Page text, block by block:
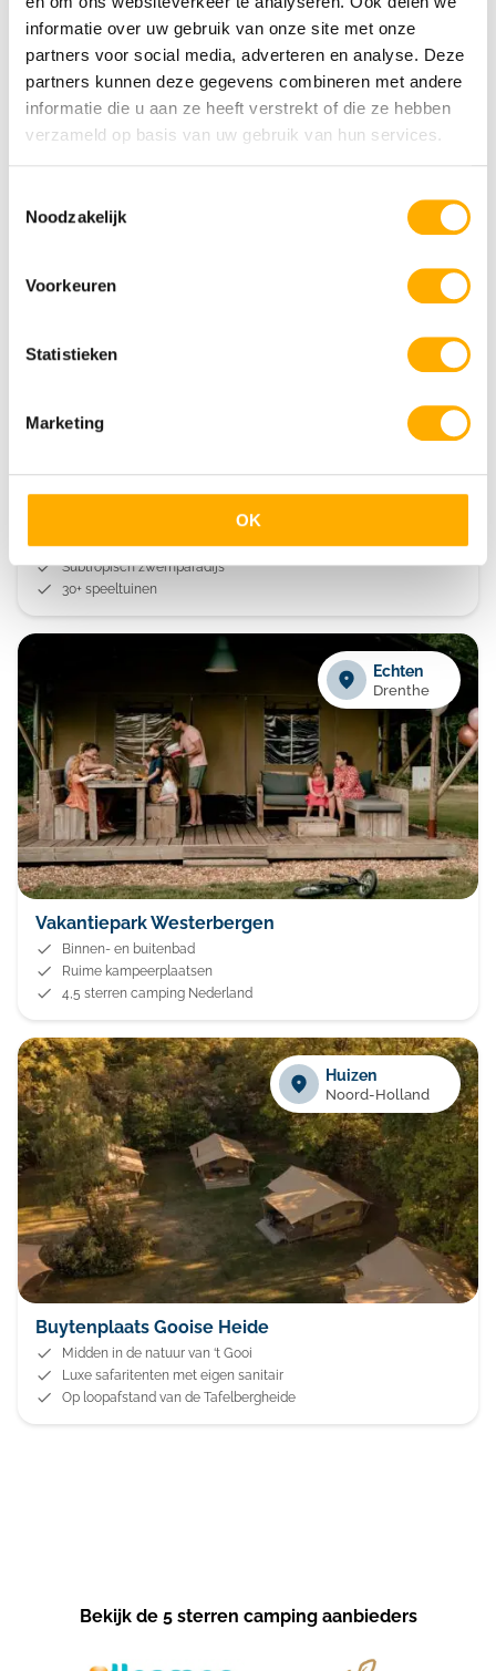
informatie over uw gebruik van onze site met onze
partners voor social media, adverteren en analyse. Deze
partners kunnen deze gegevens combineren met andere
informatie die u aan ze heeft verstrekt of die ze hebben
verzameld op basis van uw gebruik van hun services.
Noodzakelijk
Voorkeuren
Statistieken
Marketing
OK
Krk Premium Camping Resort
Meerdere zwembaden
Rheeze
Overijssel
Kampeerdorp De Zandstuve
Kindvriendelijke camping
Subtropisch zwemparadijs
30+ speeltuinen
Echten
Drenthe
Vakantiepark Westerbergen
Binnen- en buitenbad
Ruime kampeerplaatsen
4,5 sterren camping Nederland
Huizen
Noord-Holland
Buytenplaats Gooise Heide
Midden in de natuur van ‘t Gooi
Luxe safaritenten met eigen sanitair
Op loopafstand van de Tafelbergheide
Bekijk de 5 sterren camping aanbieders